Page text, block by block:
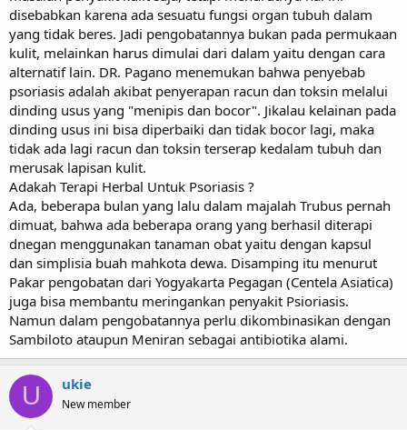
disebabkan karena ada sesuatu fungsi organ tubuh dalam
yang tidak beres. Jadi pengobatannya bukan pada permukaan
kulit, melainkan harus dimulai dari dalam yaitu dengan cara
alternatif lain. DR. Pagano menemukan bahwa penyebab
psoriasis adalah akibat penyerapan racun dan toksin melalui
dinding usus yang "menipis dan bocor". Jikalau kelainan pada
dinding usus ini bisa diperbaiki dan tidak bocor lagi, maka
tidak ada lagi racun dan toksin terserap kedalam tubuh dan
merusak lapisan kulit.
Adakah Terapi Herbal Untuk Psoriasis ?
Ada, beberapa bulan yang lalu dalam majalah Trubus pernah
dimuat, bahwa ada beberapa orang yang berhasil diterapi
dnegan menggunakan tanaman obat yaitu dengan kapsul
dan simplisia buah mahkota dewa. Disamping itu menurut
Pakar pengobatan dari Yogyakarta Pegagan (Centela Asiatica)
juga bisa membantu meringankan penyakit Psioriasis.
Namun dalam pengobatannya perlu dikombinasikan dengan
Sambiloto ataupun Meniran sebagai antibiotika alami.
U ukie
New member